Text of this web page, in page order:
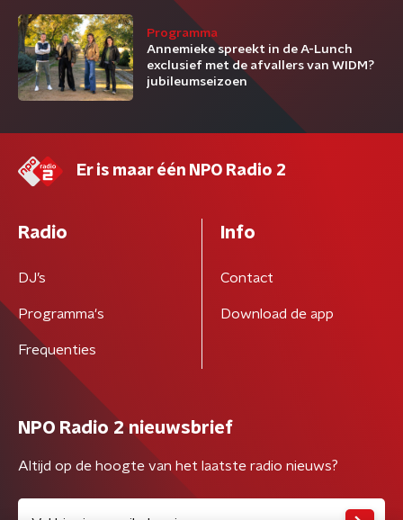
Programma
Annemieke spreekt in de A-Lunch
exclusief met de afvallers van WIDM?
jubileumseizoen
Er is maar één NPO Radio 2
Radio
DJ’s
Programma's
Frequenties
Info
Contact
Download de app
NPO Radio 2 nieuwsbrief
Altijd op de hoogte van het laatste radio nieuws?